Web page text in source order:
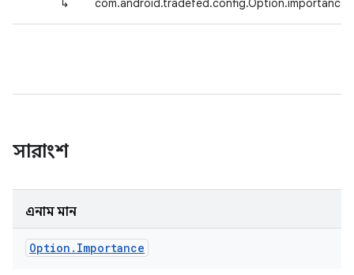
↳ com.android.tradefed.config.Option.importance
সারাংশ
এনাম মান
Option . Importance